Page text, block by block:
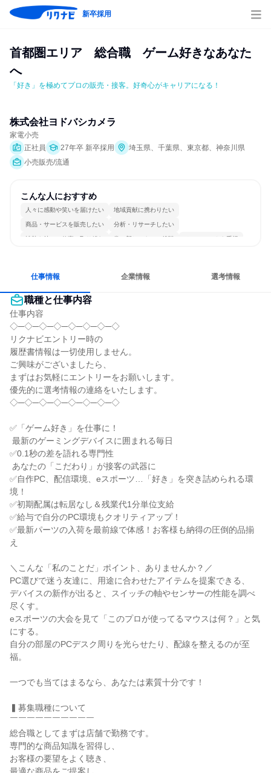
新卒採用
首都圏エリア　総合職　ゲーム好きなあなた
へ
「好き」を極めてプロの販売・接客。好奇心がキャリアになる！
株式会社ヨドバシカメラ
家電小売
正社員
27年卒 新卒採用
埼玉県、千葉県、東京都、神奈川県
小売販売/流通
こんな人におすすめ
人々に感動や笑いを届けたい 地域貢献に携わりたい
商品・サービスを販売したい 分析・リサーチしたい
情熱を持って仕事に取り組む 常に新しいものに挑戦 チームワークを重視
仕事情報 企業情報 選考情報
職種と仕事内容
仕事内容
◇─◇─◇─◇─◇─◇─◇─◇
リクナビエントリー時の
履歴書情報は一切使用しません。
ご興味がございましたら、
まずはお気軽にエントリーをお願いします。
優先的に選考情報の連絡をいたします。
◇─◇─◇─◇─◇─◇─◇─◇
✅「ゲーム好き」を仕事に！
✅0.1秒の差を語れる専門性
✅自作PC、配信環境、eスポーツ…「好き」を突き詰められる環
境！
✅初期配属は転居なし＆残業代1分単位支給
✅給与で自分のPC環境もクオリティアップ！
✅最新パーツの入荷を最前線で体感！お客様も納得の圧倒的品揃
え
＼こんな「私のことだ」ポイント、ありませんか？／
PC選びで迷う友達に、用途に合わせたアイテムを提案できる、
デバイスの新作が出ると、スイッチの軸やセンサーの性能を調べ
尽くす。
eスポーツの大会を見て「このプロが使ってるマウスは何？」と気
にする。
自分の部屋のPCデスク周りを光らせたり、配線を整えるのが至
福。
一つでも当てはまるなら、あなたは素質十分です！
▍募集職種について
￣￣￣￣￣￣￣￣￣￣
総合職としてまずは店舗で勤務です。
専門的な商品知識を習得し、
お客様の要望をよく聴き、